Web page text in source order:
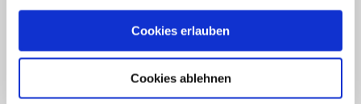
Cookies erlauben
Cookies ablehnen
Papst, der von seinem Amt vor allem in
dogmatischer Hinsicht abweiche, "sich